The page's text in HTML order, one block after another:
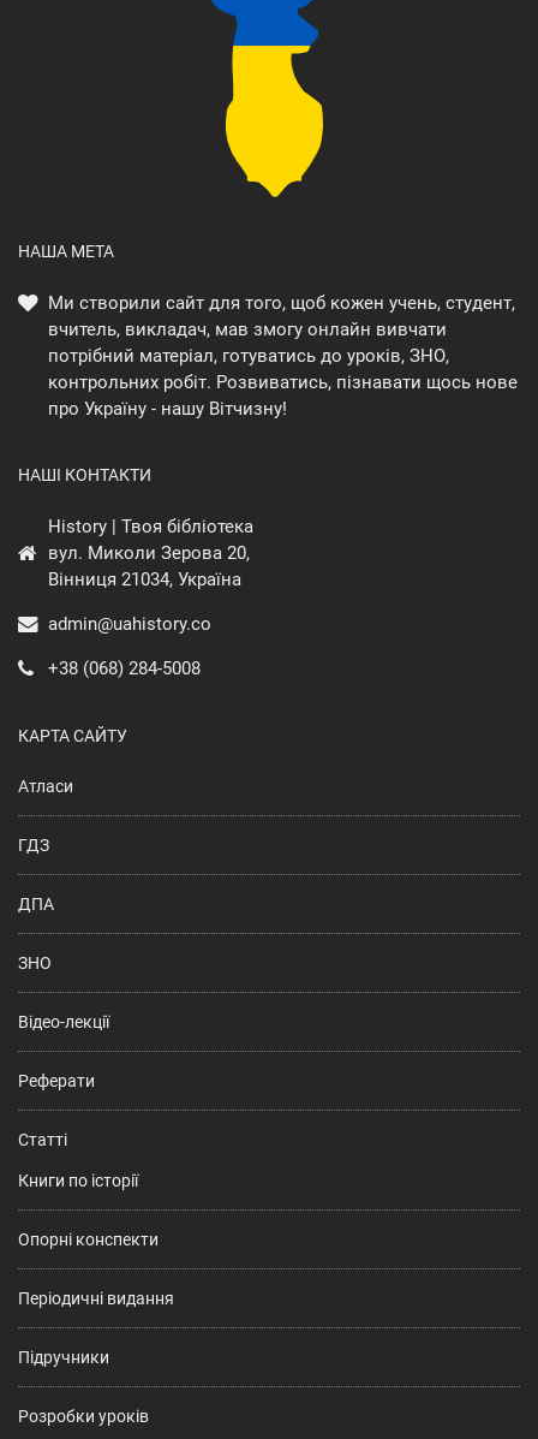
НАША МЕТА
Ми створили сайт для того, щоб кожен учень, студент,
вчитель, викладач, мав змогу онлайн вивчати
потрібний матеріал, готуватись до уроків, ЗНО,
контрольних робіт. Розвиватись, пізнавати щось нове
про Україну - нашу Вітчизну!
НАШІ КОНТАКТИ
History | Твоя бібліотека
вул. Миколи Зерова 20,
Вінниця 21034, Україна
admin@uahistory.co
+38 (068) 284-5008
КАРТА САЙТУ
Атласи
ГДЗ
ДПА
ЗНО
Відео-лекції
Реферати
Статті
Книги по історії
Опорні конспекти
Періодичні видання
Підручники
Розробки уроків